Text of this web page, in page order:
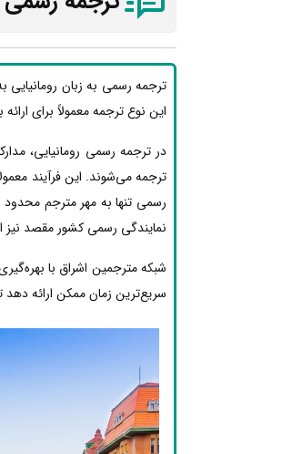
ترجمه رسمی به زبان
این نوع ترجمه معمولاً برای
در ترجمه رسمی رومانیایی،
ترجمه می‌شوند. این فرآیند
رسمی تنها به مهر مترجم محدود
نمایندگی رسمی کشور مقصد نیز
شبکه مترجمین اشراق با
سریع‌ترین زمان ممکن ارائه دهد